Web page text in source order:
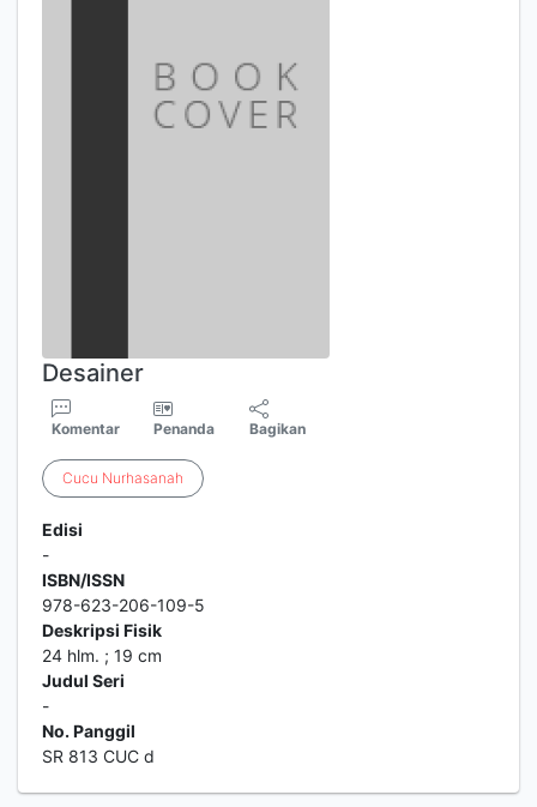
Desainer
Komentar Penanda Bagikan
Cucu Nurhasanah
Edisi
-
ISBN/ISSN
978-623-206-109-5
Deskripsi Fisik
24 hlm. ; 19 cm
Judul Seri
-
No. Panggil
SR 813 CUC d